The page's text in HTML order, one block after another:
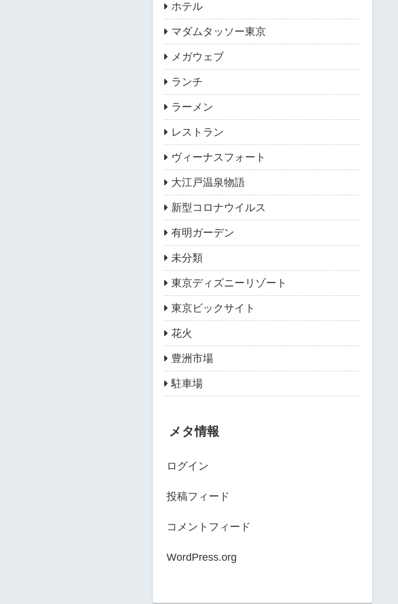
ホテル
マダムタッソー東京
メガウェブ
ランチ
ラーメン
レストラン
ヴィーナスフォート
大江戸温泉物語
新型コロナウイルス
有明ガーデン
未分類
東京ディズニーリゾート
東京ビックサイト
花火
豊洲市場
駐車場
メタ情報
ログイン
投稿フィード
コメントフィード
WordPress.org